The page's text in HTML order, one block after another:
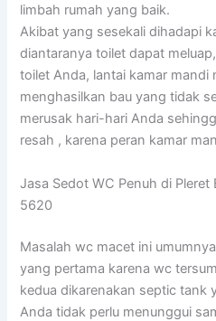
limbah rumah yang baik.
Akibat yang sesekali dihadapi
diantaranya toilet dapat
toilet Anda, lantai kamar mandi
menghasilkan bau yang tidak
merusak hari-hari Anda
resah , karena peran kamar
Jasa Sedot WC Penuh di
5620
Masalah wc macet ini
yang pertama karena wc
kedua dikarenakan septic tank
Anda tidak perlu menunggui